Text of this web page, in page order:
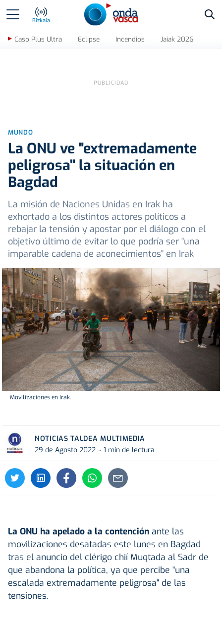
Bizkaia
Caso Plus Ultra Eclipse Incendios Jaiak 2026
MUNDO
La ONU ve "extremadamente
peligrosa" la situación en
Bagdad
La misión de Naciones Unidas en Irak ha
exhortado a los distintos actores políticos a
rebajar la tensión y apostar por el diálogo con el
objetivo último de evitar lo que podría ser "una
imparable cadena de aconecimientos" en Irak
Movilizaciones en Irak.
NOTICIAS TALDEA MULTIMEDIA
29 de Agosto 2022
1 min de lectura
La ONU ha apelado a la contención ante las
movilizaciones desatadas este lunes en Bagdad
tras el anuncio del clérigo chií Muqtada al Sadr de
que abandona la política, ya que percibe "una
escalada extremadamente peligrosa" de las
tensiones.